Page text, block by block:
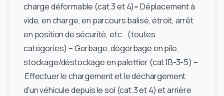
charge déformable (cat.3 et 4)–Déplacement à
vide, en charge, en parcours balisé, étroit, arrêt
en position de sécurité, etc… (toutes
catégories) –Gerbage, dégerbage en pile,
stockage/déstockage en palettier (cat.1B-3-5) –
Effectuer le chargement et le déchargement
d’un véhicule depuis le sol (cat.3 et 4) et arrière